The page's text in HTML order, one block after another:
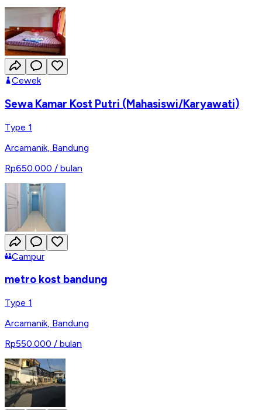
Cewek
Sewa Kamar Kost Putri (Mahasiswi/Karyawati)
Type 1
Arcamanik Bandung
Rp650.000 / bulan
Campur
metro kost bandung
Type 1
Arcamanik, Bandung
Rp550.000 / bulan